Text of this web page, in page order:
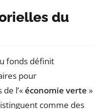
du
fonds définit
pour
l’«économie verte »
comme des